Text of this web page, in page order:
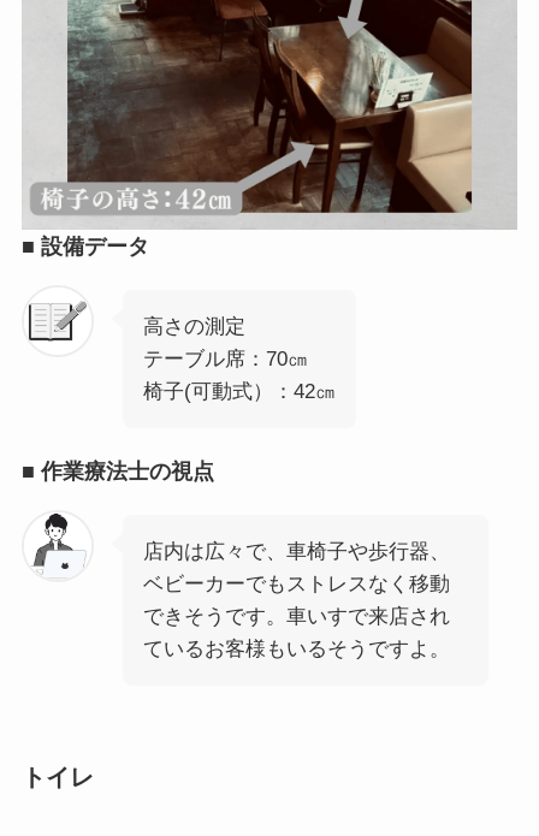
■ 設備データ
高さの測定
テーブル席：70㎝
椅子(可動式）：42㎝
■ 作業療法士の視点
店内は広々で、車椅子や歩行器、
ベビーカーでもストレスなく移動
できそうです。車いすで来店され
ているお客様もいるそうですよ。
トイレ